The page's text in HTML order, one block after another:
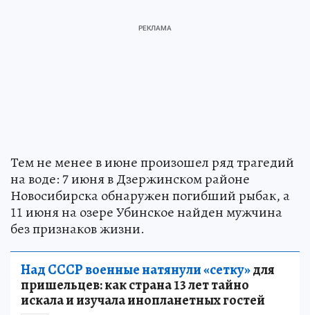
Тем не менее в июне произошел ряд трагедий
на воде: 7 июня в Дзержинском районе
Новосибирска обнаружен погибший рыбак, а
11 июня на озере Убинское найден мужчина
без признаков жизни.
Над СССР военные натянули «сетку»для
пришельцев: как страна 13 лет тайно
искала и изучала инопланетных гостей